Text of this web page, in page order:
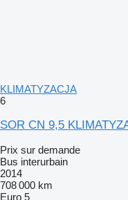
KLIMATYZACJA
6
SOR CN 9,5
Prix sur demande
Bus interurbain
2014
708 000 km
Euro 5